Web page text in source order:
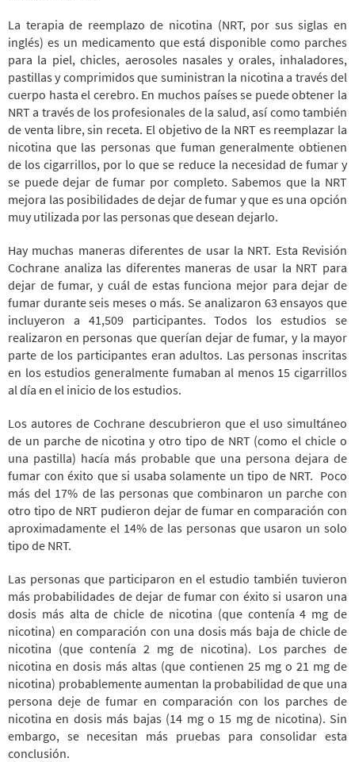
La terapia de reemplazo de nicotina (NRT, por sus siglas en
inglés) es un medicamento que está disponible como parches
para la piel, chicles, aerosoles nasales y orales, inhaladores,
pastillas y comprimidos que suministran la nicotina a través del
cuerpo hasta el cerebro. En muchos países se puede obtener la
NRT a través de los profesionales de la salud, así como también
de venta libre, sin receta. El objetivo de la NRT es reemplazar la
nicotina que las personas que fuman generalmente obtienen
de los cigarrillos, por lo que se reduce la necesidad de fumar y
se puede dejar de fumar por completo. Sabemos que la NRT
mejora las posibilidades de dejar de fumar y que es una opción
muy utilizada por las personas que desean dejarlo.
Hay muchas maneras diferentes de usar la NRT. Esta Revisión
Cochrane analiza las diferentes maneras de usar la NRT para
dejar de fumar, y cuál de estas funciona mejor para dejar de
fumar durante seis meses o más. Se analizaron 63 ensayos que
incluyeron a 41,509 participantes. Todos los estudios se
realizaron en personas que querían dejar de fumar, y la mayor
parte de los participantes eran adultos. Las personas inscritas
en los estudios generalmente fumaban al menos 15 cigarrillos
al día en el inicio de los estudios.
Los autores de Cochrane descubrieron que el uso simultáneo
de un parche de nicotina y otro tipo de NRT (como el chicle o
una pastilla) hacía más probable que una persona dejara de
fumar con éxito que si usaba solamente un tipo de NRT. Poco
más del 17% de las personas que combinaron un parche con
otro tipo de NRT pudieron dejar de fumar en comparación con
aproximadamente el 14% de las personas que usaron un solo
tipo de NRT.
Las personas que participaron en el estudio también tuvieron
más probabilidades de dejar de fumar con éxito si usaron una
dosis más alta de chicle de nicotina (que contenía 4 mg de
nicotina) en comparación con una dosis más baja de chicle de
nicotina (que contenía 2 mg de nicotina). Los parches de
nicotina en dosis más altas (que contienen 25 mg o 21 mg de
nicotina) probablemente aumentan la probabilidad de que una
persona deje de fumar en comparación con los parches de
nicotina en dosis más bajas (14 mg o 15 mg de nicotina). Sin
embargo, se necesitan más pruebas para consolidar esta
conclusión.